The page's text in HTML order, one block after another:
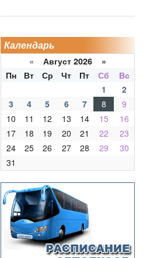
Календарь
« Август 2026 »
Пн
Вт Ср Чт Пт Сб
Вс
1
2
3
4 5 6 7 8
9
10
11 12 13 14 15
16
17
18 19 20 21 22
23
24
25 26 27 28 29
30
31